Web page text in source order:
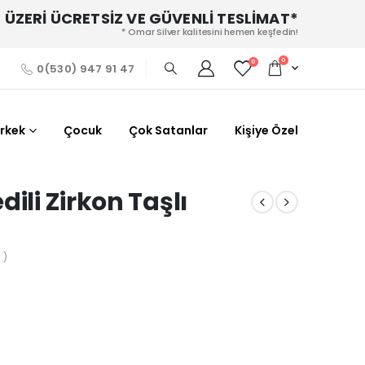
ÜCRETSİZ VE GÜVENLİ TESLİMAT*
* Omar Silver kalitesini hemen keşfedin!
0(530) 947 91 47 0 0
Çocuk Çok Satanlar Kişiye Özel
Zirkon Taşlı
)